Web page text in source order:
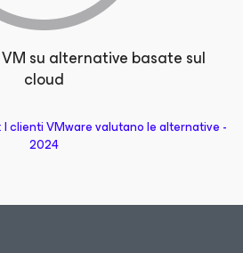
su alternative basate sul
cloud
clienti VMware valutano le alternative -
2024